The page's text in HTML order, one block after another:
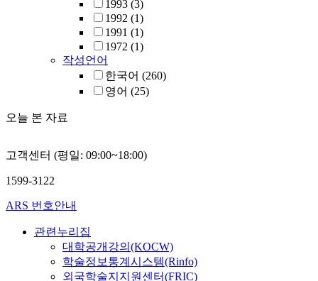
1993 (3)
1992 (1)
1991 (1)
1972 (1)
작성언어
한국어 (260)
영어 (25)
오늘 본 자료
고객센터 (평일: 09:00~18:00)
1599-3122
ARS 번호안내
관련누리집
대학공개강의(KOCW)
학술정보통계시스템(Rinfo)
외국학술지지원센터(FRIC)